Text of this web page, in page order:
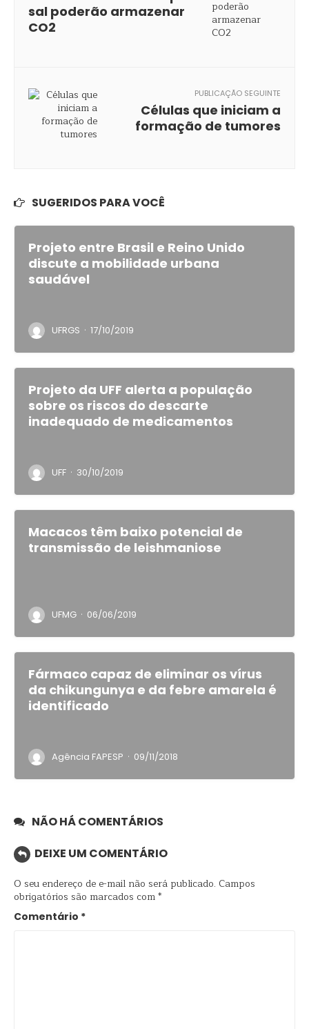
sal poderão armazenar
CO2
PUBLICAÇÃO SEGUINTE
Células que iniciam a
formação de tumores
SUGERIDOS PARA VOCÊ
Projeto entre Brasil e Reino Unido
discute a mobilidade urbana
saudável
UFRGS · 17/10/2019
Projeto da UFF alerta a população
sobre os riscos do descarte
inadequado de medicamentos
UFF · 30/10/2019
Macacos têm baixo potencial de
transmissão de leishmaniose
UFMG · 06/06/2019
Fármaco capaz de eliminar os vírus
da chikungunya e da febre amarela é
identificado
Agência FAPESP · 09/11/2018
NÃO HÁ COMENTÁRIOS
DEIXE UM COMENTÁRIO
O seu endereço de e-mail não será publicado. Campos
obrigatórios são marcados com*
Comentário *